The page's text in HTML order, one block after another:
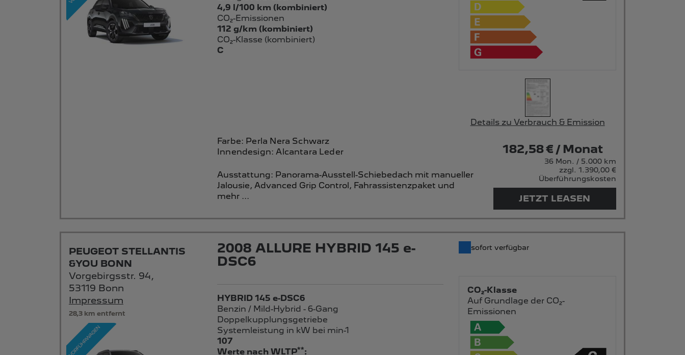
4,9 l/100 km (kombiniert)
CO₂-Emissionen
112 g/km (kombiniert)
CO₂-Klasse (kombiniert)
C
Details zu Verbrauch & Emission
Farbe: Perla Nera Schwarz
Innendesign: Alcantara Leder
Ausstattung: Panorama-Ausstell-Schiebedach mit manueller
Jalousie, Advanced Grip Control, Fahrassistenzpaket und
mehr ...
182,58 € / Monat
36 Mon. / 5.000 km
zzgl. 1.390,00 €
Überführungskosten
JETZT LEASEN
28,3 km entfernt
PEUGEOT STELLANTIS
&YOU BONN
Vorgebirgsstr. 94,
53119 Bonn
Impressum
2008 ALLURE HYBRID 145 e-
DSC6
sofort verfügbar
HYBRID 145 e-DSC6
Benzin / Mild-Hybrid - 6-Gang
Doppelkupplungsgetriebe
Systemleistung in kW bei min-1
107
Werte nach WLTP**:
CO₂-Klasse
Auf Grundlage der CO₂-
Emissionen